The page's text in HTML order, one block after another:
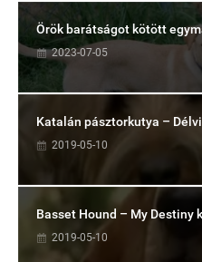
Örök barátságot kötött
2023-07-05
Katalán pásztorkutya –
2019-05-10
Basset Hound – My Destiny
2019-05-10